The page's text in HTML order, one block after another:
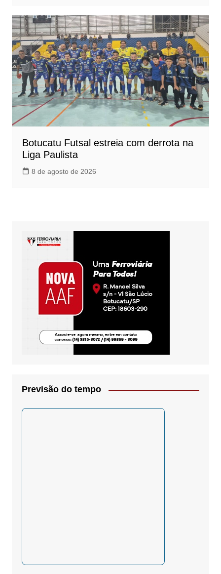
Botucatu Futsal estreia com derrota na
Liga Paulista
8 de agosto de 2026
Previsão do tempo